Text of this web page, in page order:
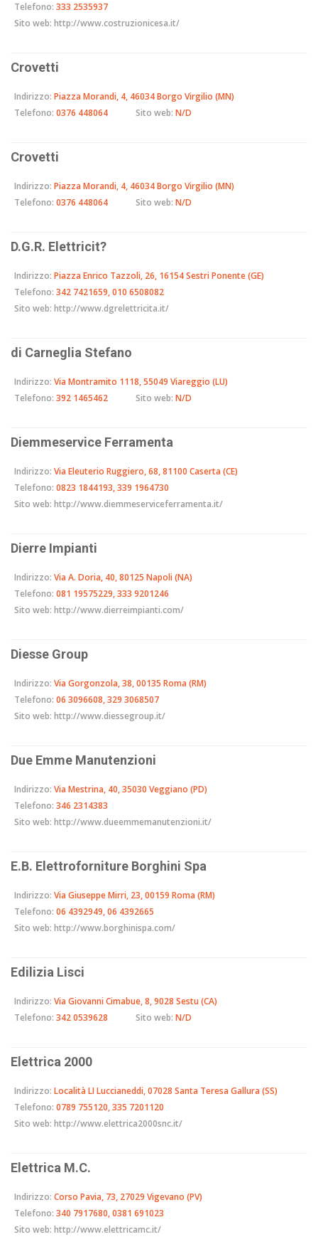
Telefono: 333 2535937
Sito web: http://www.costruzionicesa.it/
Crovetti
Indirizzo: Piazza Morandi, 4, 46034 Borgo Virgilio (MN)
Telefono: 0376 448064 Sito web: N/D
Crovetti
Indirizzo: Piazza Morandi, 4, 46034 Borgo Virgilio (MN)
Telefono: 0376 448064 Sito web: N/D
D.G.R. Elettricit?
Indirizzo: Piazza Enrico Tazzoli, 26, 16154 Sestri Ponente (GE)
Telefono: 342 7421659, 010 6508082
Sito web: http://www.dgrelettricita.it/
di Carneglia Stefano
Indirizzo: Via Montramito 1118, 55049 Viareggio (LU)
Telefono: 392 1465462 Sito web: N/D
Diemmeservice Ferramenta
Indirizzo: Via Eleuterio Ruggiero, 68, 81100 Caserta (CE)
Telefono: 0823 1844193, 339 1964730
Sito web: http://www.diemmeserviceferramenta.it/
Dierre Impianti
Indirizzo: Via A. Doria, 40, 80125 Napoli (NA)
Telefono: 081 19575229, 333 9201246
Sito web: http://www.dierreimpianti.com/
Diesse Group
Indirizzo: Via Gorgonzola, 38, 00135 Roma (RM)
Telefono: 06 3096608, 329 3068507
Sito web: http://www.diessegroup.it/
Due Emme Manutenzioni
Indirizzo: Via Mestrina, 40, 35030 Veggiano (PD)
Telefono: 346 2314383
Sito web: http://www.dueemmemanutenzioni.it/
E.B. Elettroforniture Borghini Spa
Indirizzo: Via Giuseppe Mirri, 23, 00159 Roma (RM)
Telefono: 06 4392949, 06 4392665
Sito web: http://www.borghinispa.com/
Edilizia Lisci
Indirizzo: Via Giovanni Cimabue, 8, 9028 Sestu (CA)
Telefono: 342 0539628 Sito web: N/D
Elettrica 2000
Indirizzo: Località LI Luccianeddi, 07028 Santa Teresa Gallura (SS)
Telefono: 0789 755120, 335 7201120
Sito web: http://www.elettrica2000snc.it/
Elettrica M.C.
Indirizzo: Corso Pavia, 73, 27029 Vigevano (PV)
Telefono: 340 7917680, 0381 691023
Sito web: http://www.elettricamc.it/